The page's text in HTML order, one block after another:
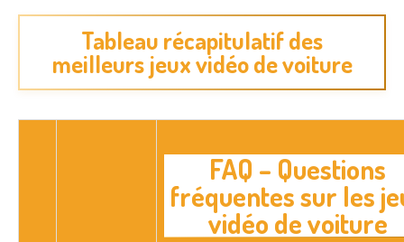
Tableau récapitulatif des
meilleurs jeux vidéo de voiture
FAQ – Questions
fréquentes sur les
vidéo de voiture